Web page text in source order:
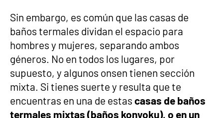
Sin embargo, es común que las casas de
baños termales dividan el espacio para
hombres y mujeres, separando ambos
géneros. No en todos los lugares, por
supuesto, y algunos onsen tienen sección
mixta. Si tienes suerte y resulta que te
encuentras en una de estas casas de baños
termales mixtas (baños konyoku), o en un